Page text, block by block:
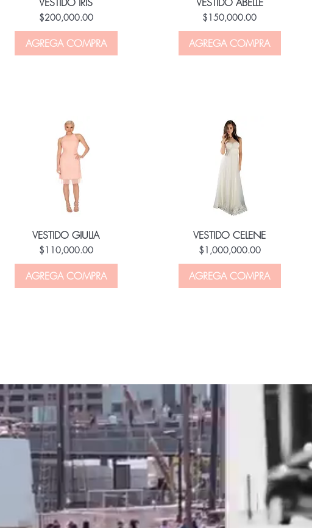
Price
$200,000.00
AGREGA COMPRA
Price
$150,000.00
AGREGA COMPRA
VESTIDO GIULIA
Price
$110,000.00
AGREGA COMPRA
VESTIDO CELENE
Price
$1,000,000.00
AGREGA COMPRA